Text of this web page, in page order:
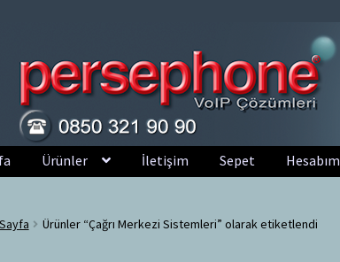
Ürünler İletişim Sepet Hesabım
Ürünler “Çağrı Merkezi Sistemleri” olarak etiketlendi